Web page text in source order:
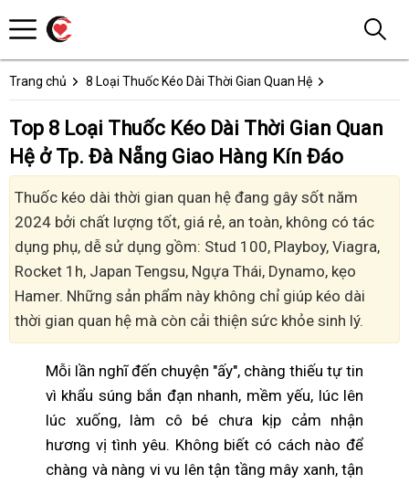
Trang chủ 8 Loại Thuốc Kéo Dài Thời Gian Quan Hệ
Top 8 Loại Thuốc Kéo Dài Thời Gian Quan
Hệ ở Tp. Đà Nẵng Giao Hàng Kín Đáo
Thuốc kéo dài thời gian quan hệ đang gây sốt năm
2024 bởi chất lượng tốt, giá rẻ, an toàn, không có tác
dụng phụ, dễ sử dụng gồm: Stud 100, Playboy, Viagra,
Rocket 1h, Japan Tengsu, Ngựa Thái, Dynamo, kẹo
Hamer. Những sản phẩm này không chỉ giúp kéo dài
thời gian quan hệ mà còn cải thiện sức khỏe sinh lý.
Mỗi lần nghĩ đến chuyện "ấy", chàng thiếu tự tin
vì khẩu súng bắn đạn nhanh, mềm yếu, lúc lên
lúc xuống, làm cô bé chưa kịp cảm nhận
hương vị tình yêu. Không biết có cách nào để
chàng và nàng vi vu lên tận tầng mây xanh, tận